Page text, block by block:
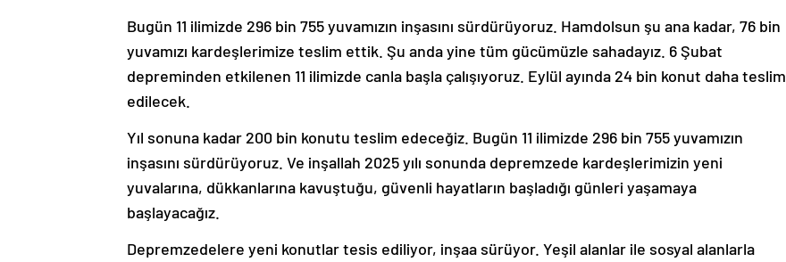
Bugün 11 ilimizde 296 bin 755 yuvamızın inşasını sürdürüyoruz. Hamdolsun şu ana kadar, 76 bin
yuvamızı kardeşlerimize teslim ettik. Şu anda yine tüm gücümüzle sahadayız. 6 Şubat
depreminden etkilenen 11 ilimizde canla başla çalışıyoruz. Eylül ayında 24 bin konut daha teslim
edilecek.
Yıl sonuna kadar 200 bin konutu teslim edeceğiz. Bugün 11 ilimizde 296 bin 755 yuvamızın
inşasını sürdürüyoruz. Ve inşallah 2025 yılı sonunda depremzede kardeşlerimizin yeni
yuvalarına, dükkanlarına kavuştuğu, güvenli hayatların başladığı günleri yaşamaya
başlayacağız.
Depremzedelere yeni konutlar tesis ediliyor, inşaa sürüyor. Yeşil alanlar ile sosyal alanlarla